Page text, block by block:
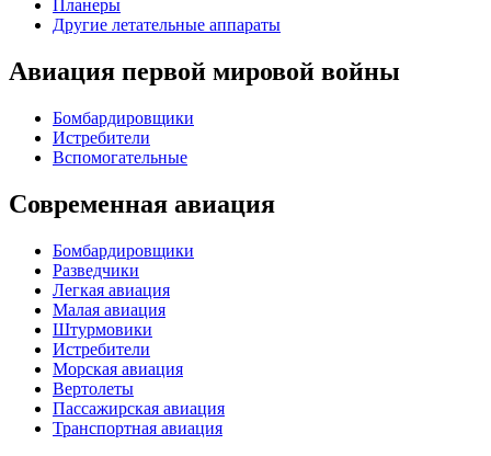
Планеры
Другие летательные аппараты
Авиация первой мировой войны
Бомбардировщики
Истребители
Вспомогательные
Современная авиация
Бомбардировщики
Разведчики
Легкая авиация
Малая авиация
Штурмовики
Истребители
Морская авиация
Вертолеты
Пассажирская авиация
Транспортная авиация